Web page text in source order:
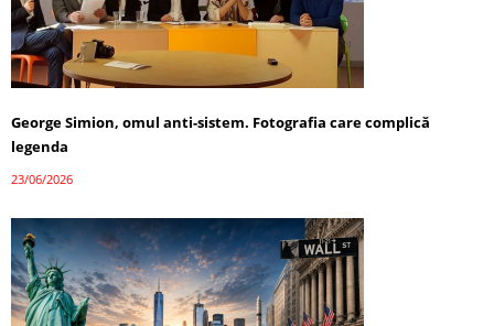
George Simion, omul anti-sistem. Fotografia care complică
legenda
23/06/2026